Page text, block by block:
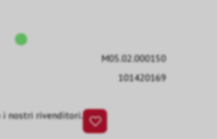
M05.02.000150
101420169
i nostri rivenditori.